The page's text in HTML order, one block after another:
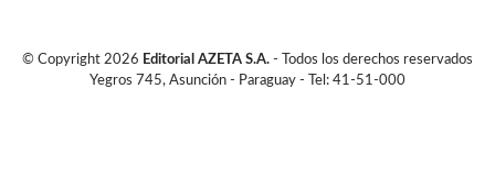
© Copyright 2026 Editorial AZETA S.A. - Todos los derechos reservados
Yegros 745, Asunción - Paraguay - Tel: 41-51-000